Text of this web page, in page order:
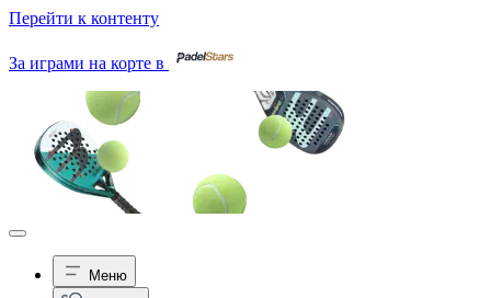
Перейти к контенту
За играми на корте в
Меню